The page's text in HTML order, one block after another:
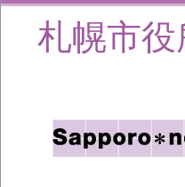
札幌市